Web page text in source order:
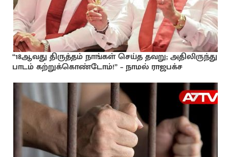
“18ஆவது திருத்தம் நாங்கள் செய்த தவறு; அதிலிருந்து
பாடம் கற்றுக்கொண்டோம்!” – நாமல் ராஜபக்ச